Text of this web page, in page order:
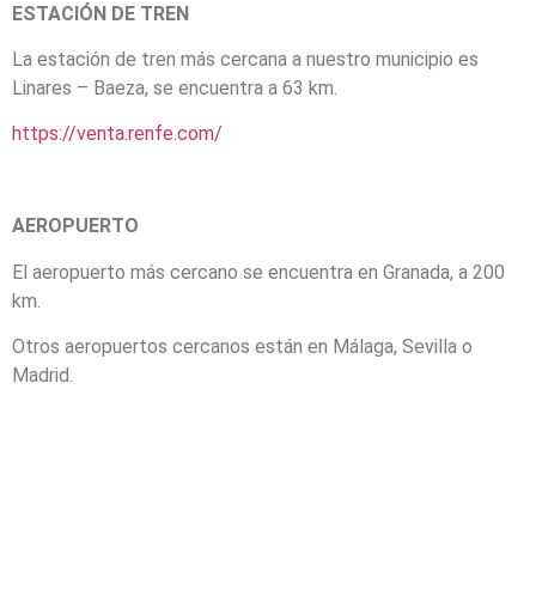
ESTACIÓN DE TREN
La estación de tren más cercana a nuestro municipio es
Linares – Baeza, se encuentra a 63 km.
https://venta.renfe.com/
AEROPUERTO
El aeropuerto más cercano se encuentra en Granada, a 200
km.
Otros aeropuertos cercanos están en Málaga, Sevilla o
Madrid.